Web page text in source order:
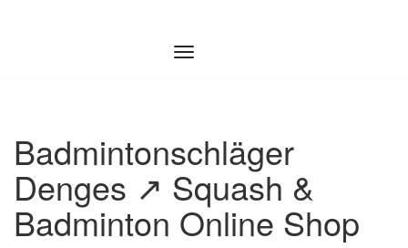
Badmintonschläger
Denges ↗️ Squash &
Badminton Online Shop